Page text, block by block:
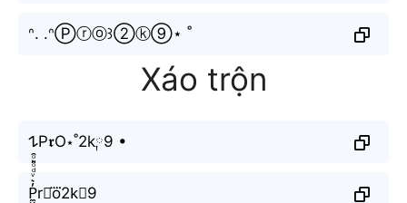
ᐢ. .ᐢⓅⓡⓞ꒱②ⓚ⑨⋆ ˚
Xáo trộn
𐰁P𝖗O⋆˚2k༙9 •
P̼͖̺̠̰͇̙̓͛ͮͩͦ̎ͦ̑ͅr⋆o⃜2k⃟9